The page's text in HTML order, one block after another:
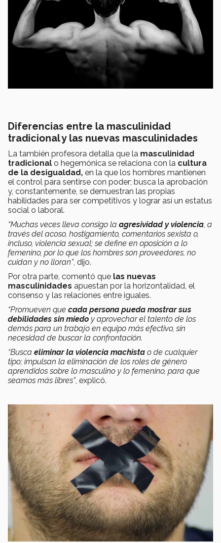
Diferencias entre la masculinidad
tradicional y las nuevas masculinidades
La también profesora detalla que la masculinidad
tradicional o hegemónica se relaciona con la cultura
de la desigualdad, en la que los hombres mantienen
el control para sentirse con poder; busca la aprobación
y, constantemente, se demuestran las propias
habilidades para ser competitivos y lograr así un estatus
social o laboral.
“Muchas veces lleva consigo la agresividad y violencia, a
través del acoso, hostigamiento, comentarios sexista o,
incluso, violencia sexual; se define en oposición a lo
femenino, por lo que los hombres son proveedores, no
cuidan y no lloran”, dijo.
Por otra parte, comentó que las nuevas
masculinidades apuestan por la horizontalidad, el
consenso y las relaciones entre iguales.
“Promueven que cada persona pueda mostrar sus
debilidades sin miedo y aprovechar el talento de los
demás para un trabajo en equipo más efectivo, sin
necesidad de buscar la confrontación.
“Busca eliminar la violencia machista o de cualquier
tipo; impulsan la eliminación de los roles de género
aprendidos sobre lo masculino y lo femenino, para que
seamos más libres”, explicó.